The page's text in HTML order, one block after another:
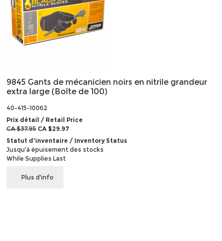
9845 Gants de mécanicien noirs en nitrile grandeur
extra large (Boîte de 100)
40-415-10062
Prix détail / Retail Price
CA $37.95CA $29.97
Statut d'inventaire / Inventory Status
Jusqu'à épuisement des stocks
While Supplies Last
Plus d'info